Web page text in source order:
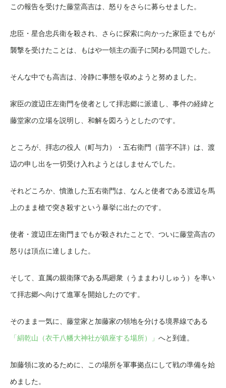
この報告を受けた藤堂高吉は、怒りをさらに募らせました。
忠臣・星合忠兵衛を殺され、さらに探索に向かった家臣までもが
襲撃を受けたことは、もはや一領主の面子に関わる問題でした。
そんな中でも高吉は、冷静に事態を収めようと努めました。
家臣の渡辺庄左衛門を使者として拝志郷に派遣し、事件の経緯と
藤堂家の立場を説明し、和解を図ろうとしたのです。
ところが、拝志の役人（町与力）・五右衛門（苗字不詳）は、渡
辺の申し出を一切受け入れようとはしませんでした。
それどころか、憤激した五右衛門は、なんと使者である渡辺を馬
上のまま槍で突き殺すという暴挙に出たのです。
使者・渡辺庄左衛門までもが殺されたことで、ついに藤堂高吉の
怒りは頂点に達しました。
そして、直属の親衛隊である馬廻衆（うままわりしゅう）を率い
て拝志郷へ向けて進軍を開始したのです。
そのまま一気に、藤堂家と加藤家の領地を分ける境界線である
「絹乾山（衣干八幡大神社が鎮座する場所）」 へと到達。
加藤領に攻めるために、この場所を軍事拠点にして戦の準備を始
めました。